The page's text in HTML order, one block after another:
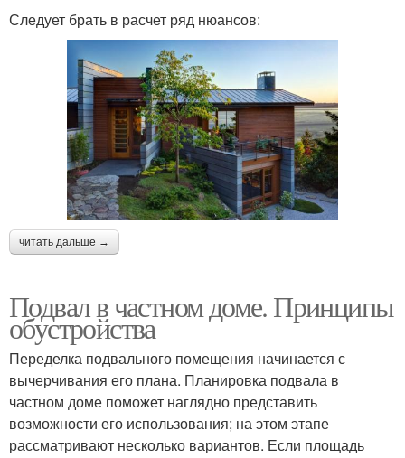
Следует брать в расчет ряд нюансов:
читать дальше →
Подвал в частном доме. Принципы
обустройства
Переделка подвального помещения начинается с
вычерчивания его плана. Планировка подвала в
частном доме поможет наглядно представить
возможности его использования; на этом этапе
рассматривают несколько вариантов. Если площадь